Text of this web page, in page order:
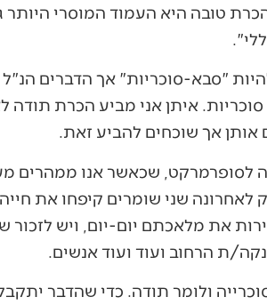
טובה היא העמוד המוסרי
"סבא-סוכריות" אך הדברים
איתן אני מביע הכרת תודה
אותן אך שוכחים להביע זאת.
לסופרמרקט, שכאשר אנו ממהרים
לאחרונה שני שומרים קיפחו את
את מלאכתם יום-יום, ויש
ת הרחוב ועוד ועוד אנשים.
ולומר תודה. כדי שהדבר